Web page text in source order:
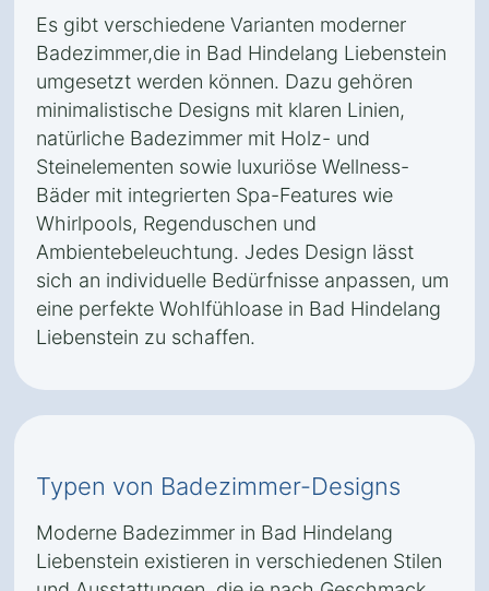
Es gibt verschiedene Varianten moderner
Badezimmer,die in Bad Hindelang Liebenstein
umgesetzt werden können. Dazu gehören
minimalistische Designs mit klaren Linien,
natürliche Badezimmer mit Holz- und
Steinelementen sowie luxuriöse Wellness-
Bäder mit integrierten Spa-Features wie
Whirlpools, Regenduschen und
Ambientebeleuchtung. Jedes Design lässt
sich an individuelle Bedürfnisse anpassen, um
eine perfekte Wohlfühloase in Bad Hindelang
Liebenstein zu schaffen.
Typen von Badezimmer-Designs
Moderne Badezimmer in Bad Hindelang
Liebenstein existieren in verschiedenen Stilen